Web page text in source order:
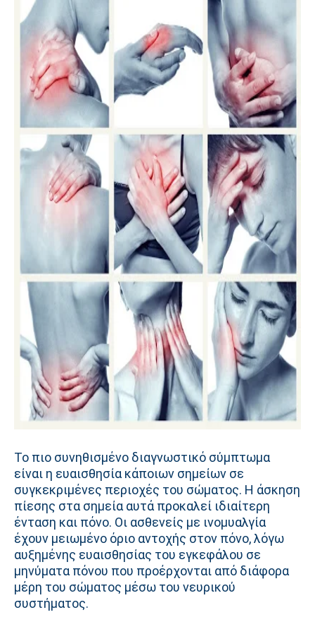
Το πιο συνηθισμένο διαγνωστικό σύμπτωμα
είναι η ευαισθησία κάποιων σημείων σε
συγκεκριμένες περιοχές του σώματος. Η άσκηση
πίεσης στα σημεία αυτά προκαλεί ιδιαίτερη
ένταση και πόνο. Οι ασθενείς με ινομυαλγία
έχουν μειωμένο όριο αντοχής στον πόνο, λόγω
αυξημένης ευαισθησίας του εγκεφάλου σε
μηνύματα πόνου που προέρχονται από διάφορα
μέρη του σώματος μέσω του νευρικού
συστήματος.